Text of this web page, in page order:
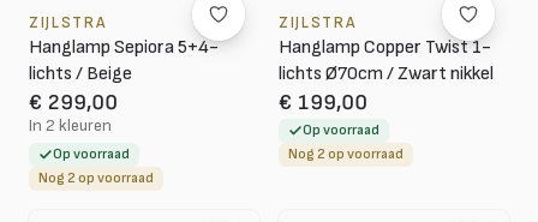
ZIJLSTRA
Hanglamp Sepiora 5+4-
lichts / Beige
€ 299,00
In 2 kleuren
Op voorraad
Nog 2 op voorraad
ZIJLSTRA
Hanglamp Copper Twist 1-
lichts Ø70cm / Zwart nikkel
€ 199,00
Op voorraad
Nog 2 op voorraad